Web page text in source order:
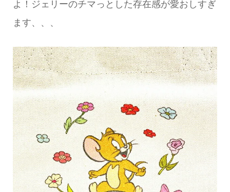
よ！ジェリーのチマっとした存在感が愛おしすぎ
ます、、、